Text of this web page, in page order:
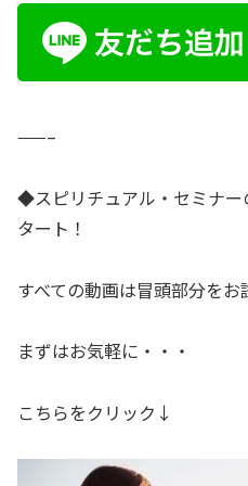
——–
◆スピリチュアル・セミナー
タート！
すべての動画は冒頭部分をお
まずはお気軽に・・・
こちらをクリック↓